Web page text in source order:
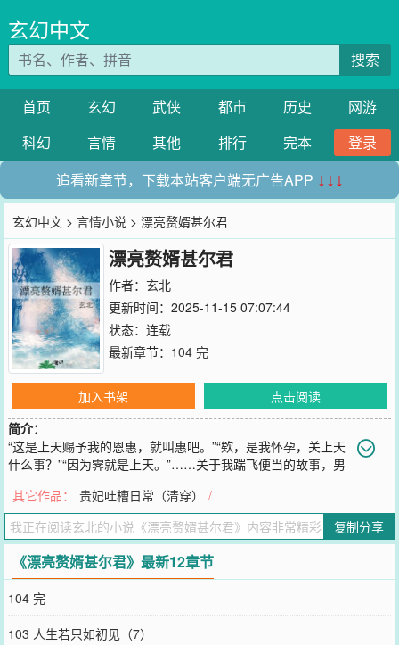
玄幻中文
搜索
首页 玄幻 武侠 都市 历史
网游
科幻
言情 其他 排行 完本
登录
追看新章节，下载本站客户端无广告APP ↓↓↓
玄幻中文 >言情小说 > 漂亮赘婿甚尔君
漂亮赘婿甚尔君
作者： 玄北
更新时间：2025-11-15 07:07:44
状态：连载
最新章节： 104 完
加入书架
点击阅读
简介：
“这是上天赐予我的恩惠，就叫惠吧。”“欸，是我怀孕，关上天
什么事？”“因为霁就是上天。”……关于我踹飞便当的故事，男
第三人称（其他人心理活动时这个视角）段评已开求个收藏，救救孩
子吧~
您要是觉得《漂亮赘婿甚尔君》还不错的话请不要忘记向您QQ群和微
博微信里的朋友推荐哦！
其它作品： 贵妃吐槽日常（清穿）
/
复制分享
《漂亮赘婿甚尔君》最新12章节
104 完
103 人生若只如初见（7）